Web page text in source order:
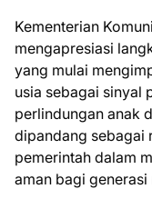
Kementerian
mengapresiasi
yang mulai
usia sebagai sinyal
perlindungan anak
dipandang sebagai
pemerintah dalam
aman bagi generasi